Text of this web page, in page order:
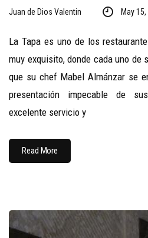
Juan de Dios Valentin May
La Tapa es uno de los
muy exquisito, donde cada uno
que su chef Mabel Almánzar se
presentación impecable de
excelente servicio y
Read More